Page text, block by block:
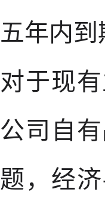
五年内
对于现
公司自
题，经